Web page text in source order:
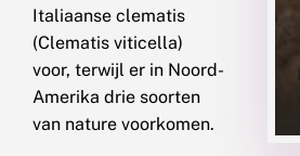
Italiaanse clematis
(Clematis viticella)
voor, terwijl er in Noord-
Amerika drie soorten
van nature voorkomen.